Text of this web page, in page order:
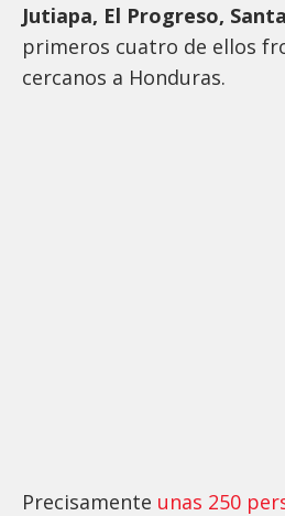
Jutiapa, El Progreso,
primeros cuatro de ellos
cercanos a Honduras.
Precisamente unas 250